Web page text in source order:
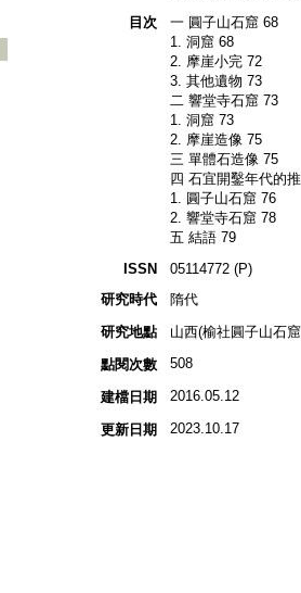
目次
一 圓子山石窟 68
1. 洞窟 68
2. 摩崖小完 72
3. 其他遺物 73
二 響堂寺石窟 73
1. 洞窟 73
2. 摩崖造像 75
三 單體石造像 75
四 石宜開鑿年代的
1. 圓子山石窟 76
2. 響堂寺石窟 78
五 結語 79
ISSN
05114772 (P)
研究時代
隋代
研究地點
山西(榆社圓子山石
點閱次數
508
建檔日期 2016.05.12
更新日期 2023.10.17